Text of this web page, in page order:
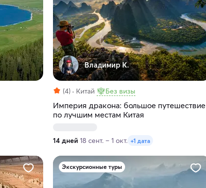
Владимир К.
(4) Китай Без визы
Империя дракона: большое путешествие
по лучшим местам Китая
14 дней 18 сент. – 1 окт. +1 дата
Экскурсионные туры